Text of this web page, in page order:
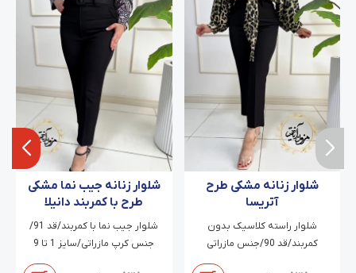
شلوار زنانه مشکی طرح
آتریسا
شلوار راسته کلاسیک بدون
کمربند/قد 90/جنس مازراتی
شلوار زنانه جیب نما مشکی
طرح با کمربند دانیلا
شلوار جیب نما با کمربند/قد 91/
جنس کرپ مازراتی/سایز 1 تا 9